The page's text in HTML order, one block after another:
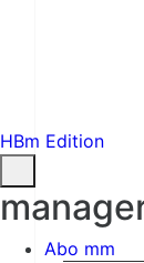
HBm Edition
Abo mm